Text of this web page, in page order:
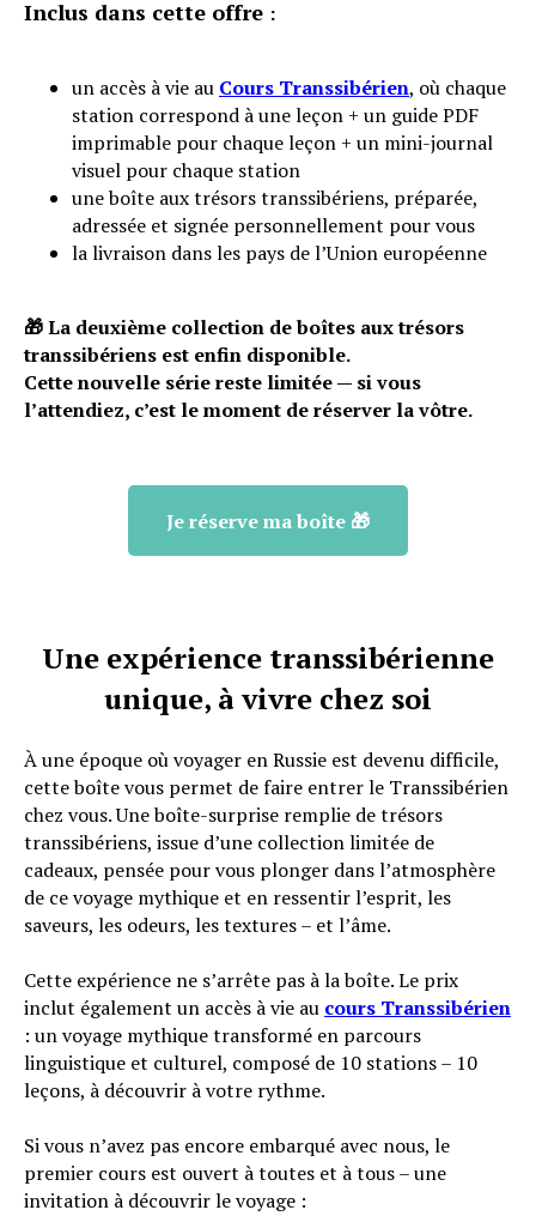
Inclus dans cette offre :
un accès à vie au Cours Transsibérien, où chaque
station correspond à une leçon + un guide PDF
imprimable pour chaque leçon + un mini-journal
visuel pour chaque station
une boîte aux trésors transsibériens, préparée,
adressée et signée personnellement pour vous
la livraison dans les pays de l’Union européenne
🎁 La deuxième collection de boîtes aux trésors
transsibériens est enfin disponible.
Cette nouvelle série reste limitée — si vous
l’attendiez, c’est le moment de réserver la vôtre.
Je réserve ma boîte 🎁
Une expérience transsibérienne
unique, à vivre chez soi
À une époque où voyager en Russie est devenu difficile,
cette boîte vous permet de faire entrer le Transsibérien
chez vous. Une boîte-surprise remplie de trésors
transsibériens, issue d’une collection limitée de
cadeaux, pensée pour vous plonger dans l’atmosphère
de ce voyage mythique et en ressentir l’esprit, les
saveurs, les odeurs, les textures – et l’âme.
Cette expérience ne s’arrête pas à la boîte. Le prix
inclut également un accès à vie au cours Transsibérien
: un voyage mythique transformé en parcours
linguistique et culturel, composé de 10 stations – 10
leçons, à découvrir à votre rythme.
Si vous n’avez pas encore embarqué avec nous, le
premier cours est ouvert à toutes et à tous – une
invitation à découvrir le voyage :